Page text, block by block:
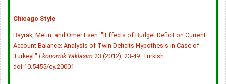
Chicago Style
Bayrak, Metin, and Omer Esen. "[Effects of Budget Deficit on Current
Account Balance: Analysis of Twin Deficits Hypothesis in Case of
Turkey]." Ekonomik Yaklasim 23 (2012), 23-49. Turkish.
doi:10.5455/ey.20001